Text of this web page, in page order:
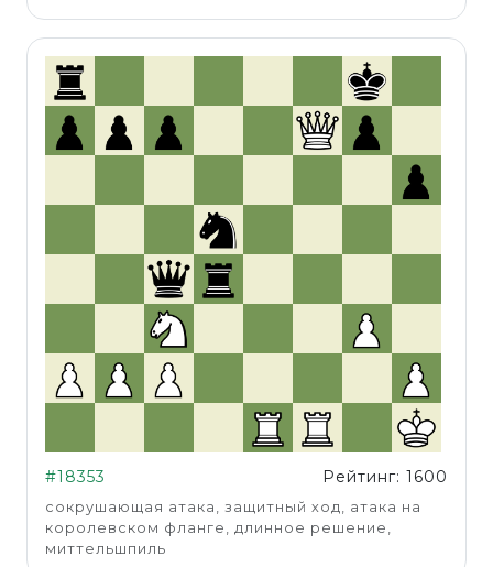
#18353 Рейтинг: 1600
сокрушающая атака, защитный ход, атака на
королевском фланге, длинное решение,
миттельшпиль